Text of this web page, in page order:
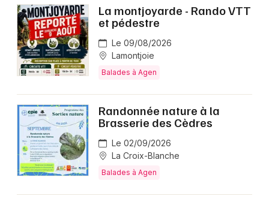
La montjoyarde - Rando VTT
et pédestre
Le 09/08/2026
Lamontjoie
Balades à Agen
Randonnée nature à la
Brasserie des Cèdres
Le 02/09/2026
La Croix-Blanche
Balades à Agen